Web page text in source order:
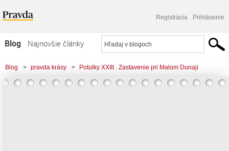
Registrácia Prihlásenie
Blog
Najnovšie články
Najčítanejšie články
Najkomentovanejšie články
Blog > pravda krásy > Potulky XXIII . Zastavenie pri Malom Dunaji